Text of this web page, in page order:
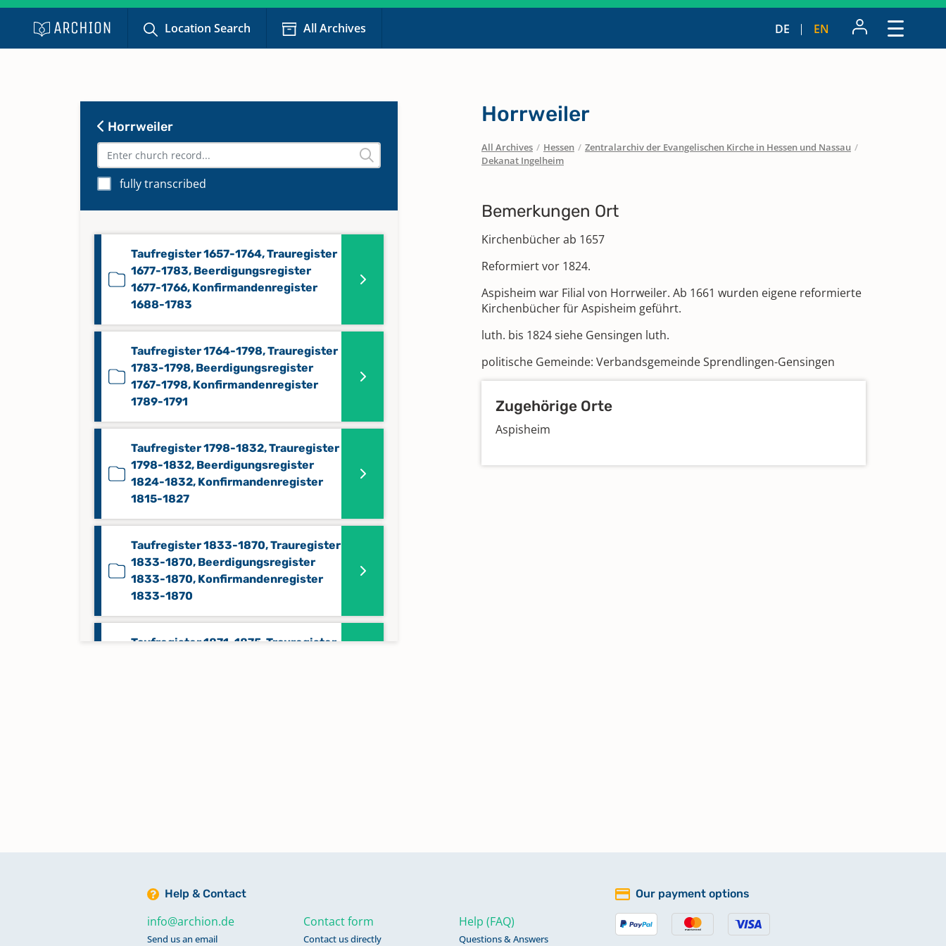
Location Search All Archives DE EN
Horrweiler
fully transcribed
Taufregister 1657-1764, Trauregister
1677-1783, Beerdigungsregister
1677-1766, Konfirmandenregister
1688-1783
Taufregister 1764-1798, Trauregister
1783-1798, Beerdigungsregister
1767-1798, Konfirmandenregister
1789-1791
Taufregister 1798-1832, Trauregister
1798-1832, Beerdigungsregister
1824-1832, Konfirmandenregister
1815-1827
Taufregister 1833-1870, Trauregister
1833-1870, Beerdigungsregister
1833-1870, Konfirmandenregister
1833-1870
Taufregister 1871-1875, Trauregister
Horrweiler
All Archives / Hessen / Zentralarchiv der Evangelischen Kirche in Hessen und Nassau /
Dekanat Ingelheim
Bemerkungen Ort
Kirchenbücher ab 1657
Reformiert vor 1824.
Aspisheim war Filial von Horrweiler. Ab 1661 wurden eigene reformierte
Kirchenbücher für Aspisheim geführt.
luth. bis 1824 siehe Gensingen luth.
politische Gemeinde: Verbandsgemeinde Sprendlingen-Gensingen
Zugehörige Orte
Aspisheim
Help & Contact
info@archion.de
Send us an email
Contact form
Contact us directly
Help (FAQ)
Questions & Answers
Our payment options